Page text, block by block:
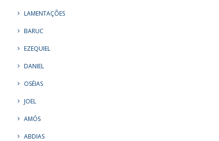
LAMENTAÇÕES
BARUC
EZEQUIEL
DANIEL
OSÉIAS
JOEL
AMÓS
ABDIAS